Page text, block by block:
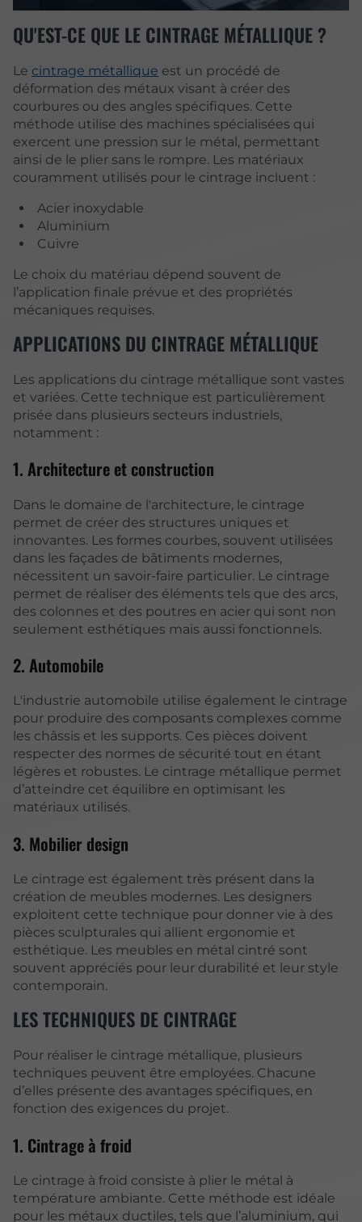
QU'EST-CE QUE LE CINTRAGE MÉTALLIQUE ?
Le cintrage métallique est un procédé de
déformation des métaux visant à créer des
courbures ou des angles spécifiques. Cette
méthode utilise des machines spécialisées qui
exercent une pression sur le métal, permettant
ainsi de le plier sans le rompre. Les matériaux
couramment utilisés pour le cintrage incluent :
Acier inoxydable
Aluminium
Cuivre
Le choix du matériau dépend souvent de
l’application finale prévue et des propriétés
mécaniques requises.
APPLICATIONS DU CINTRAGE MÉTALLIQUE
Les applications du cintrage métallique sont vastes
et variées. Cette technique est particulièrement
prisée dans plusieurs secteurs industriels,
notamment :
1. Architecture et construction
Dans le domaine de l'architecture, le cintrage
permet de créer des structures uniques et
innovantes. Les formes courbes, souvent utilisées
dans les façades de bâtiments modernes,
nécessitent un savoir-faire particulier. Le cintrage
permet de réaliser des éléments tels que des arcs,
des colonnes et des poutres en acier qui sont non
seulement esthétiques mais aussi fonctionnels.
2. Automobile
L'industrie automobile utilise également le cintrage
pour produire des composants complexes comme
les châssis et les supports. Ces pièces doivent
respecter des normes de sécurité tout en étant
légères et robustes. Le cintrage métallique permet
d’atteindre cet équilibre en optimisant les
matériaux utilisés.
3. Mobilier design
Le cintrage est également très présent dans la
création de meubles modernes. Les designers
exploitent cette technique pour donner vie à des
pièces sculpturales qui allient ergonomie et
esthétique. Les meubles en métal cintré sont
souvent appréciés pour leur durabilité et leur style
contemporain.
LES TECHNIQUES DE CINTRAGE
Pour réaliser le cintrage métallique, plusieurs
techniques peuvent être employées. Chacune
d’elles présente des avantages spécifiques, en
fonction des exigences du projet.
1. Cintrage à froid
Le cintrage à froid consiste à plier le métal à
température ambiante. Cette méthode est idéale
pour les métaux ductiles, tels que l’aluminium, qui